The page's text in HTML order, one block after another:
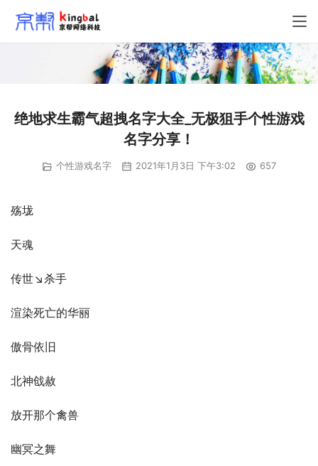
绝地求生霸气超拽名字大全_无极狙手个性游戏
名字分享！
个性游戏名字 2021年1月3日 下午3:02 657
殇垅
天魂
传世↘杀手
渲染死亡的华丽
傲骨依旧
北神戗赦
放开那个禽兽
幽冥之舞